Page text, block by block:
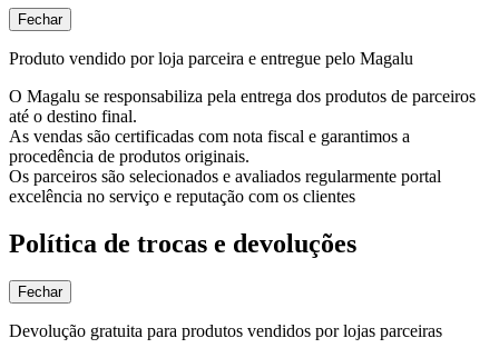
Fechar
Produto vendido por loja parceira e entregue pelo Magalu
O Magalu se responsabiliza pela entrega dos produtos de parceiros
até o destino final.
As vendas são certificadas com nota fiscal e garantimos a
procedência de produtos originais.
Os parceiros são selecionados e avaliados regularmente portal
excelência no serviço e reputação com os clientes
Política de trocas e devoluções
Fechar
Devolução gratuita para produtos vendidos por lojas parceiras